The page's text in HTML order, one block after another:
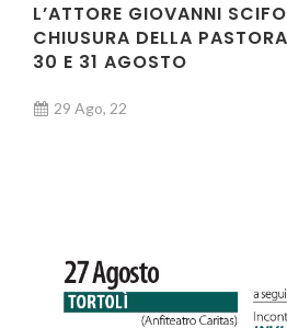
L’ATTORE GIOVANNI
CHIUSURA DELLA
30 E 31 AGOSTO
29 Ago, 22